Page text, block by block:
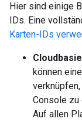
Hier sind einige
IDs. Eine
Karten-IDs
können
Console zu
Auf allen